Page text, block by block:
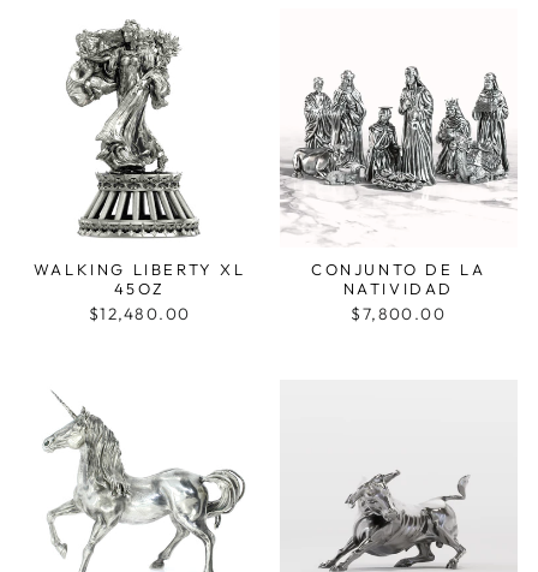
WALKING LIBERTY XL
45OZ
$12,480.00
CONJUNTO DE LA
NATIVIDAD
$7,800.00